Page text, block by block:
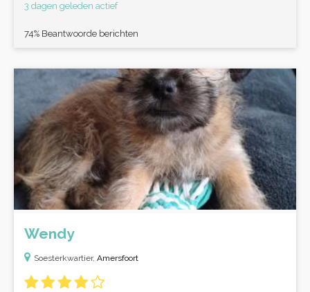
3 dagen geleden actief
74% Beantwoorde berichten
Wendy
Soesterkwartier, Amersfoort